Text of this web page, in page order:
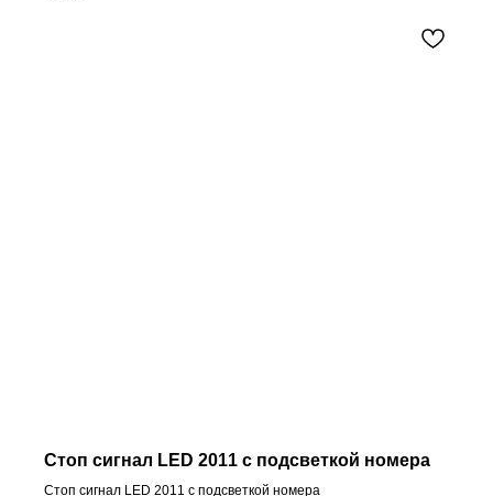
Стоп сигнал LED 2011 с подсветкой номера
Стоп сигнал LED 2011 с подсветкой номера